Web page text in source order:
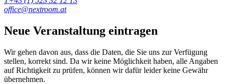
office@nextroom.at
Neue Veranstaltung eintragen
Wir gehen davon aus, dass die Daten, die Sie uns zur Verfügung
stellen, korrekt sind. Da wir keine Möglichkeit haben, alle Angaben
auf Richtigkeit zu prüfen, können wir dafür leider keine Gewähr
übernehmen.